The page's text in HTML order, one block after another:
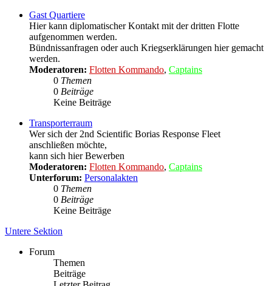
Gast Quartiere
Hier kann diplomatischer Kontakt mit der dritten Flotte
aufgenommen werden.
Bündnissanfragen oder auch Kriegserklärungen hier gemacht
werden.
Moderatoren: Flotten Kommando, Captains
0 Themen
0 Beiträge
Keine Beiträge
Transporterraum
Wer sich der 2nd Scientific Borias Response Fleet
anschließen möchte,
kann sich hier Bewerben
Moderatoren: Flotten Kommando, Captains
Unterforum: Personalakten
0 Themen
0 Beiträge
Keine Beiträge
Untere Sektion
Forum
Themen
Beiträge